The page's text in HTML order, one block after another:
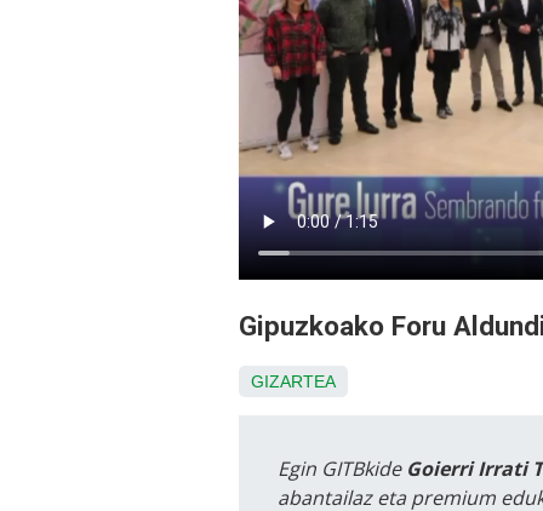
Gipuzkoako Foru
GIZARTEA
Egin GITBkide Goierri Irrati
abantailaz eta premium